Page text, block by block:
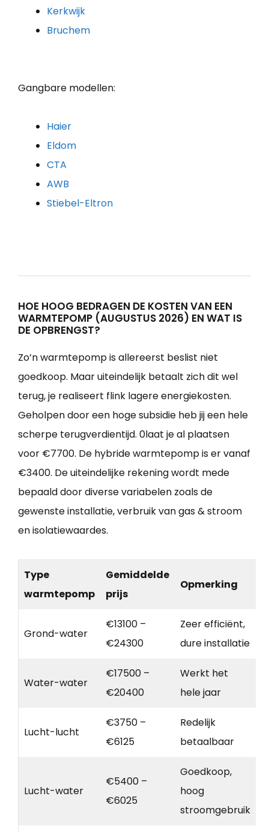
Kerkwijk
Bruchem
Gangbare modellen:
Haier
Eldom
CTA
AWB
Stiebel-Eltron
HOE HOOG BEDRAGEN DE KOSTEN VAN EEN
WARMTEPOMP (AUGUSTUS 2026) EN WAT IS
DE OPBRENGST?
Zo’n warmtepomp is allereerst beslist niet
goedkoop. Maar uiteindelijk betaalt zich dit wel
terug, je realiseert flink lagere energiekosten.
Geholpen door een hoge subsidie heb jij een hele
scherpe terugverdientijd. 0laat je al plaatsen
voor €7700. De hybride warmtepomp is er vanaf
€3400. De uiteindelijke rekening wordt mede
bepaald door diverse variabelen zoals de
gewenste installatie, verbruik van gas & stroom
en isolatiewaardes.
Type
warmtepomp
Gemiddelde
prijs
Opmerking
Grond-water
€13100 –
€24300
Zeer efficiënt,
dure installatie
Water-water
€17500 –
€20400
Werkt het
hele jaar
Lucht-lucht
€3750 –
€6125
Redelijk
betaalbaar
Lucht-water
€5400 –
€6025
Goedkoop,
hoog
stroomgebruik